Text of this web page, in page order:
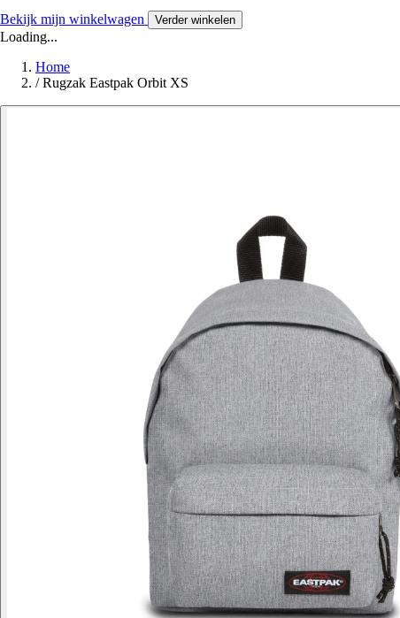
Bekijk mijn winkelwagen Verder winkelen
Loading...
Home
/ Rugzak Eastpak Orbit XS